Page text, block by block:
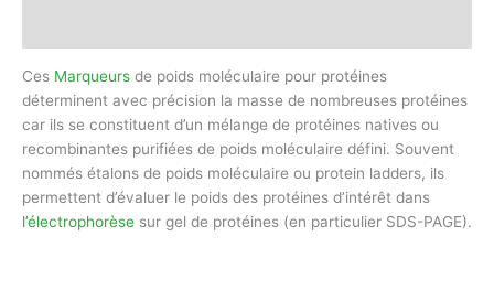
Ces Marqueurs de poids moléculaire pour protéines
déterminent avec précision la masse de nombreuses protéines
car ils se constituent d’un mélange de protéines natives ou
recombinantes purifiées de poids moléculaire défini. Souvent
nommés étalons de poids moléculaire ou protein ladders, ils
permettent d’évaluer le poids des protéines d’intérêt dans
l’électrophorèse sur gel de protéines (en particulier SDS-PAGE).